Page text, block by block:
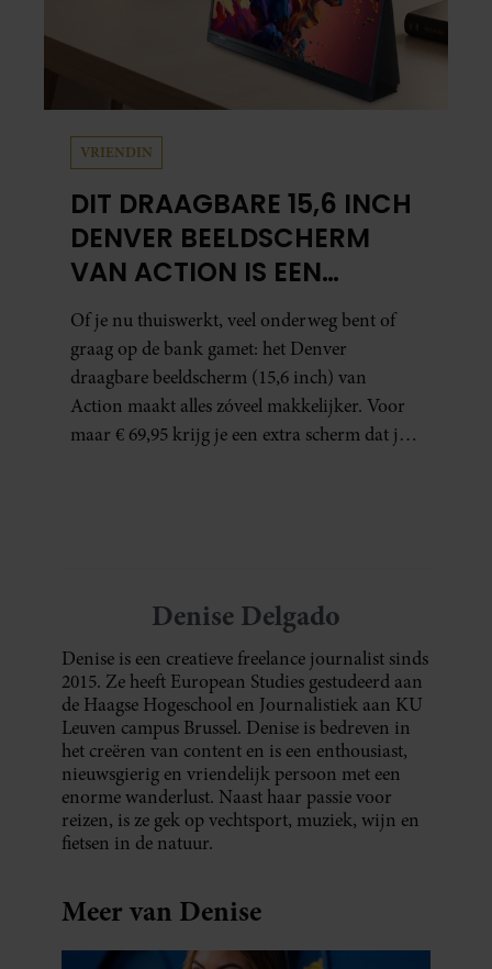
VRIENDIN
DIT DRAAGBARE 15,6 INCH
DENVER BEELDSCHERM
VAN ACTION IS EEN
GAMECHANGER VOOR
THUISWERKERS ÉN BINGE-
WATCHERS
Of je nu thuiswerkt, veel onderweg bent of
graag op de bank gamet: het Denver
draagbare beeldscherm (15,6 inch) van
Action maakt alles zóveel makkelijker. Voor
maar € 69,95 krijg je een extra scherm dat je
Denise Delgado
Denise is een creatieve freelance journalist sinds
2015. Ze heeft European Studies gestudeerd aan
de Haagse Hogeschool en Journalistiek aan KU
Leuven campus Brussel. Denise is bedreven in
het creëren van content en is een enthousiast,
nieuwsgierig en vriendelijk persoon met een
enorme wanderlust. Naast haar passie voor
reizen, is ze gek op vechtsport, muziek, wijn en
fietsen in de natuur.
Meer van Denise